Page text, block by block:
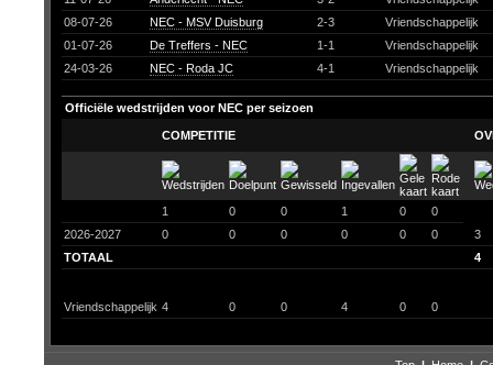
08-07-26
NEC - MSV Duisburg 2-3
Vriendschappelijk
01-07-26
De Treffers - NEC 1-1
Vriendschappelijk
24-03-26
NEC - Roda JC 4-1 Vriendschappelijk
Officiële wedstrijden voor NEC per seizoen
COMPETITIE
1 0 0 1 0
0
2026-2027
0 0 0 0 0 0
3
TOTAAL
4
Vriendschappelijk 4 0 0 4 0 0